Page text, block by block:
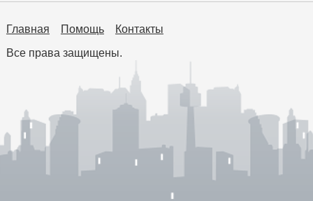
Главная Помощь
Контакты
Все права защищены.